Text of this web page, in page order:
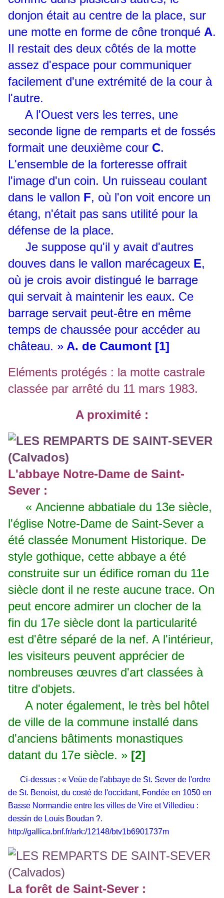
donjon était au centre de la place, sur
une motte en forme de cône tronqué A.
Il restait des deux côtés de la motte
assez d'espace pour communiquer
facilement d'une extrémité de la cour à
l'autre.
A l'Ouest vers les terres, une
seconde ligne de remparts et de fossés
formait une deuxième cour C.
L'ensemble de la forteresse offrait
l'image d'un coin. Un ruisseau coulant
dans le vallon F, où l'on voit encore un
étang, n'était pas sans utilité pour la
défense de la place.
Je suppose qu'il y avait d'autres
douves dans le vallon marécageux E,
où je crois avoir distingué le barrage
qui servait à maintenir les eaux. Ce
barrage servait peut-être en même
temps de chaussée pour accéder au
château. » A. de Caumont [1]
Eléments protégés : la motte castrale
classée par arrêté du 11 mars 1983.
A proximité :
L'abbaye Notre-Dame de Saint-
Sever :
« Ancienne abbatiale du 13e siècle,
l'église Notre-Dame de Saint-Sever a
été classée Monument Historique. De
style gothique, cette abbaye a été
construite sur un édifice roman du 11e
siècle dont il ne reste aucune trace. On
peut encore admirer un clocher de la
fin du 17e siècle dont la particularité
est d'être séparé de la nef. A l'intérieur,
les visiteurs peuvent apprécier de
nombreuses œuvres d'art classées à
titre d'objets.
A noter également, le très bel hôtel
de ville de la commune installé dans
d'anciens bâtiments monastiques
datant du 17e siècle. » [2]
Ci-dessus : « Veüe de l'abbaye de St. Sever de l'ordre
de St. Benoist, du costé de l'occidant, Fondée en 1050 en
Basse Normandie entre les villes de Vire et Villedieu :
dessin de Louis Boudan ?.
http://gallica.bnf.fr/ark:/12148/btv1b6901737m
La forêt de Saint-Sever :